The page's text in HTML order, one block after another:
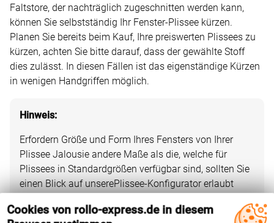
Faltstore, der nachträglich zugeschnitten werden kann,
können Sie selbstständig Ihr Fenster-Plissee kürzen.
Planen Sie bereits beim Kauf, Ihre preiswerten Plissees zu
kürzen, achten Sie bitte darauf, dass der gewählte Stoff
dies zulässt. In diesen Fällen ist das eigenständige Kürzen
in wenigen Handgriffen möglich.
Hinweis:
Erfordern Größe und Form Ihres Fensters von Ihrer
Plissee Jalousie andere Maße als die, welche für
Plissees in Standardgrößen verfügbar sind, sollten Sie
einen Blick auf unserePlissee-Konfigurator erlaubt
Zentimeter genau anzugeben; Sie haben außerdem
Cookies von rollo-express.de in diesem